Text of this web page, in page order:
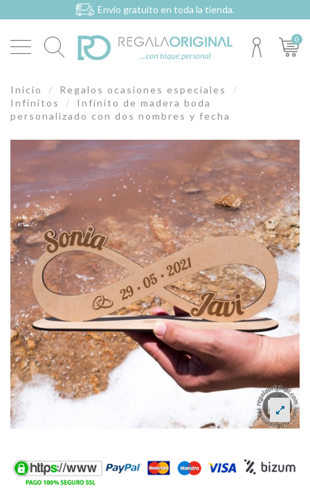
Envío gratuito en toda la tienda.
0
Inicio
Regalos ocasiones especiales
Infinitos
Infinito de madera boda
personalizado con dos nombres y fecha